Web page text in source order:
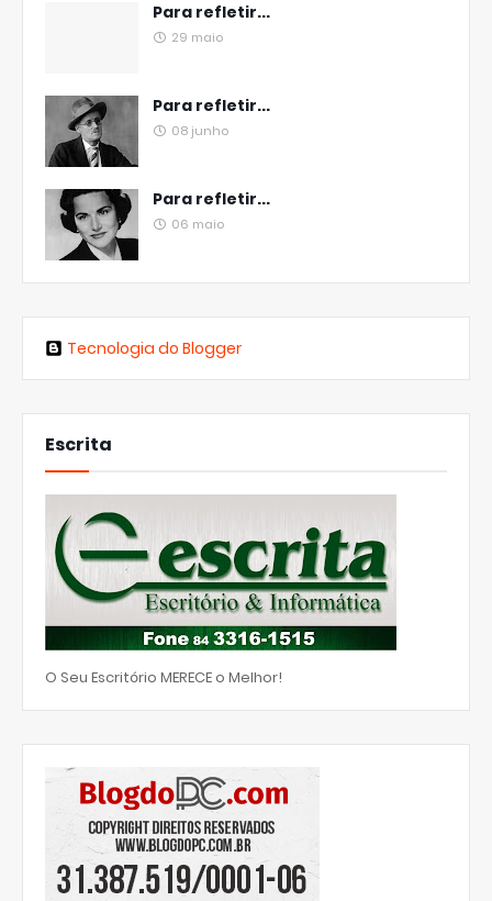
Para refletir...
29 maio
Para refletir...
08 junho
Para refletir...
06 maio
Tecnologia do Blogger
Escrita
O Seu Escritório MERECE o Melhor!